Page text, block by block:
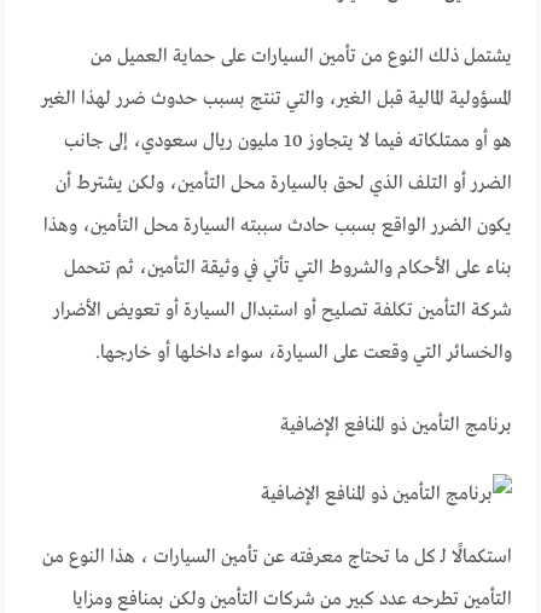
يشتمل ذلك النوع من تأمين السيارات على حماية العميل من
المسؤولية المالية قبل الغير، والتي تنتج بسبب حدوث ضرر لهذا الغير
هو أو ممتلكاته فيما لا يتجاوز 10 مليون ريال سعودي، إلى جانب
الضرر أو التلف الذي لحق بالسيارة محل التأمين، ولكن يشترط أن
يكون الضرر الواقع بسبب حادث سببته السيارة محل التأمين، وهذا
بناء على الأحكام والشروط التي تأتي في وثيقة التأمين، ثم تتحمل
شركة التأمين تكلفة تصليح أو استبدال السيارة أو تعويض الأضرار
والخسائر التي وقعت على السيارة، سواء داخلها أو خارجها.
برنامج التأمين ذو المنافع الإضافية
استكمالًا لـ كل ما تحتاج معرفته عن تأمين السيارات ، هذا النوع من
التأمين تطرحه عدد كبير من شركات التأمين ولكن بمنافع ومزايا